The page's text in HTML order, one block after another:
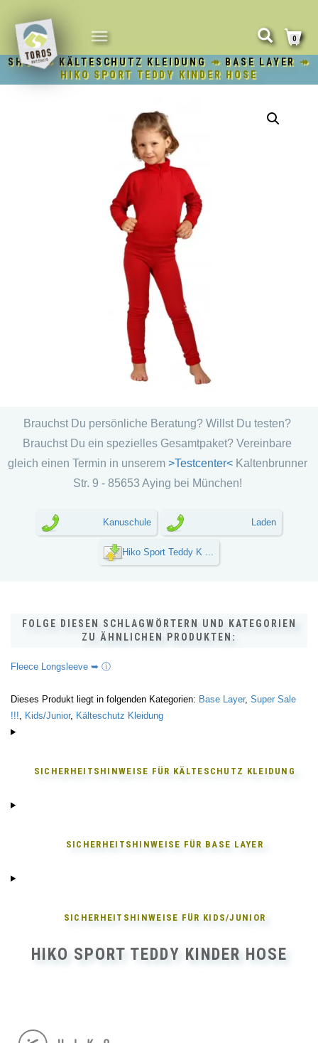
NAVIGATION
UMSCHALTEN
0
SHOP↠ KÄLTESCHUTZ KLEIDUNG ↠ BASE LAYER ↠
HIKO SPORT TEDDY KINDER HOSE
Brauchst Du persönliche Beratung? Willst Du testen?
Brauchst Du ein spezielles Gesamtpaket? Vereinbare
gleich einen Termin in unserem>Testcenter< Kaltenbrunner
Str. 9 - 85653 Aying bei München!
Kanuschule Laden
Hiko Sport Teddy K ...
FOLGE DIESEN SCHLAGWÖRTERN UND KATEGORIEN
ZU ÄHNLICHEN PRODUKTEN:
Fleece Longsleeve ➥ ⓘ
Dieses Produkt liegt in folgenden Kategorien: Base Layer, Super Sale
!!!, Kids/Junior, Kälteschutz Kleidung
SICHERHEITSHINWEISE FÜR KÄLTESCHUTZ KLEIDUNG
SICHERHEITSHINWEISE FÜR BASE LAYER
SICHERHEITSHINWEISE FÜR KIDS/JUNIOR
HIKO SPORT TEDDY KINDER HOSE